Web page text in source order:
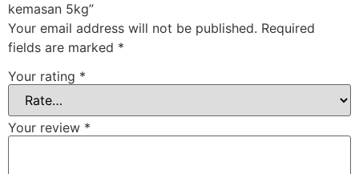
kemasan 5kg”
Your email address will not be published. Required
fields are marked *
Your rating *
Your review *